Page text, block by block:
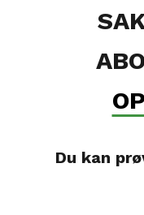
Du kan